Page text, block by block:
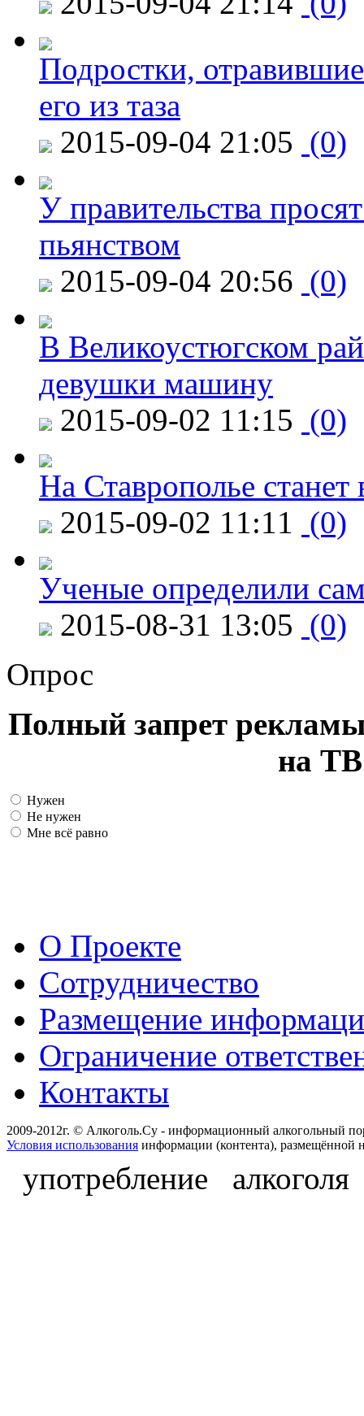
Подростки,
его из таза
2015-09-04 21:05 (0)
У правительства
пьянством
2015-09-04 20:56 (0)
В Великоустюгском
девушки машину
2015-09-02 11:15 (0)
На Ставрополье
2015-09-02 11:11 (0)
Ученые определили
2015-08-31 13:05 (0)
Опрос
Полный запрет
на ТВ
Нужен
Не нужен
Мне всё равно
О Проекте
Сотрудничество
Размещение
Ограничение
Контакты
2009-2012г. © Алкоголь.Су - информационный алкогольный
Условия использования информации (контента), размещённой
употребление